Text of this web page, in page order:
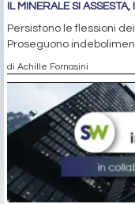
IL MINERALE SI
Persistono le flessioni
Proseguono
di Achille Fornasini